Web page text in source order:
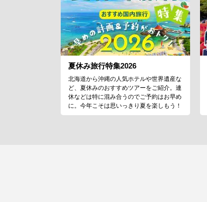
夏休み旅行特集2026
北海道から沖縄の人気ホテルや世界遺産な
ど、夏休みのおすすめツアーをご紹介。連
休などは特に混み合うのでご予約はお早め
に。今年こそは思いっきり夏を楽しもう！